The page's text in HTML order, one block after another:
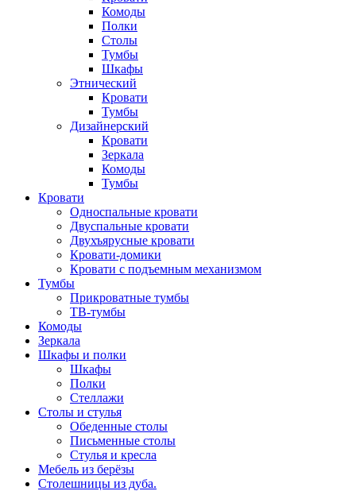
Комоды
Полки
Столы
Тумбы
Шкафы
Этнический
Кровати
Тумбы
Дизайнерский
Кровати
Зеркала
Комоды
Тумбы
Кровати
Односпальные кровати
Двуспальные кровати
Двухъярусные кровати
Кровати-домики
Кровати с подъемным механизмом
Тумбы
Прикроватные тумбы
ТВ-тумбы
Комоды
Зеркала
Шкафы и полки
Шкафы
Полки
Стеллажи
Столы и стулья
Обеденные столы
Письменные столы
Стулья и кресла
Мебель из берёзы
Столешницы из дуба.